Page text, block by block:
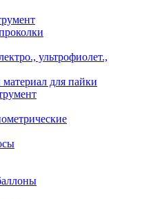
ультрофиолет.,
для пайки